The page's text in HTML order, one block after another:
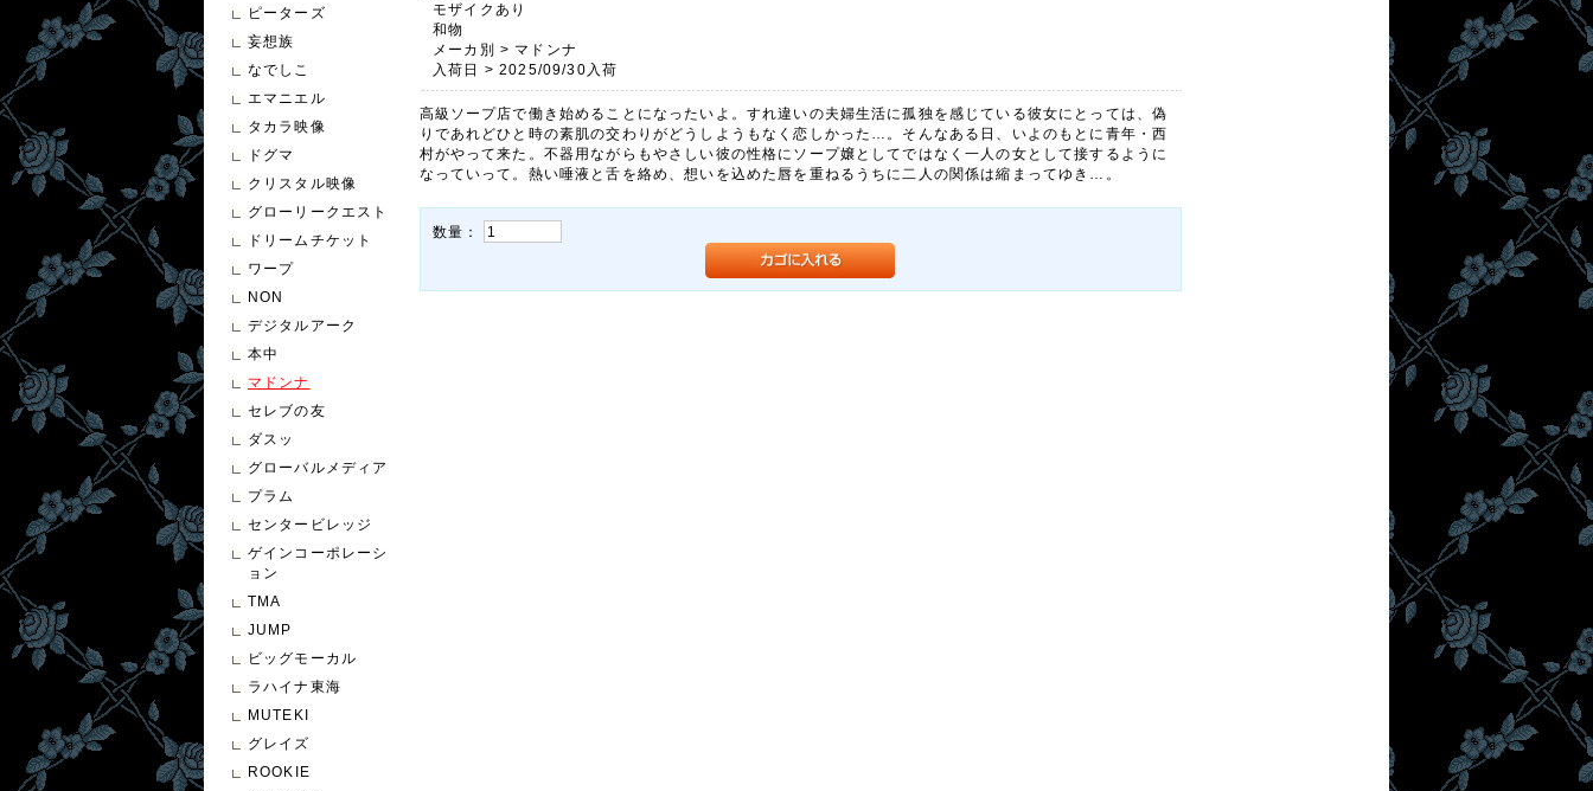
ピーターズ
妄想族
なでしこ
エマニエル
タカラ映像
ドグマ
クリスタル映像
グローリークエスト
ドリームチケット
ワープ
NON
デジタルアーク
本中
マドンナ
セレブの友
ダスッ
グローバルメディア
プラム
センタービレッジ
ゲインコーポレーシ
ョン
TMA
JUMP
ビッグモーカル
ラハイナ東海
MUTEKI
グレイズ
ROOKIE
モザイクあり
和物
メーカ別 > マドンナ
入荷日 >2025/09/30入荷
高級ソープ店で働き始めることになったいよ。すれ違いの夫婦生活に孤独を感じている彼女にとっては、偽
りであれどひと時の素肌の交わりがどうしようもなく恋しかった…。そんなある日、いよのもとに青年・西
村がやって来た。不器用ながらもやさしい彼の性格にソープ嬢としてではなく一人の女として接するように
なっていって。熱い唾液と舌を絡め、想いを込めた唇を重ねるうちに二人の関係は縮まってゆき…。
数量：